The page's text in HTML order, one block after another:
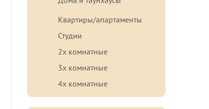
Квартиры/апартаменты
Студии
2х комнатные
3х комнатные
4х комнатные